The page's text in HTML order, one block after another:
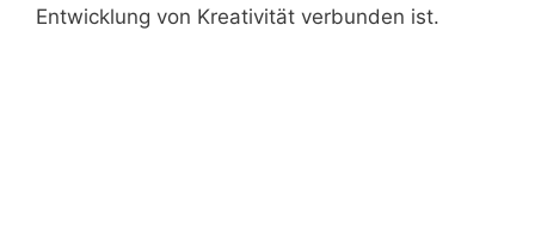
Entwicklung von Kreativität verbunden ist.